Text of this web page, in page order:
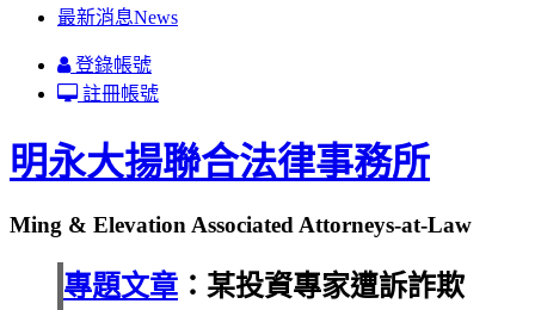
最新消息News
登錄帳號
註冊帳號
明永大揚聯合法律事務所
Ming & Elevation Associated Attorneys-at-Law
專題文章 ：某投資專家遭訴詐欺